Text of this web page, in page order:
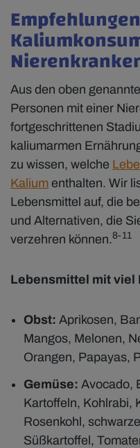
Aus den oben
Personen mit einer
fortgeschrittenen
kaliumarmen
zu wissen, welche
Kalium enthalten. Wir
Lebensmittel auf, die
und Alternativen, die
verzehren können.8-11
Lebensmittel mit viel
Obst: Aprikosen,
Mangos, Melonen,
Orangen, Papayas,
Gemüse: Avocado,
Kartoffeln, Kohlrabi,
Rosenkohl,
Süßkartoffel,